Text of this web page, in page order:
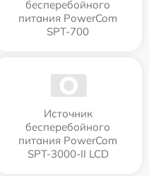
бесперебойного
питания PowerCom
SPT-700
Источник
бесперебойного
питания PowerCom
SPT-3000-II LCD